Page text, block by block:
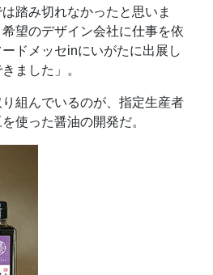
踏み切れなかったと思いま
望のデザイン会社に仕事を依
ドメッセinにいがたに出展し
ました」。
組んでいるのが、指定生産者
使った醤油の開発だ。